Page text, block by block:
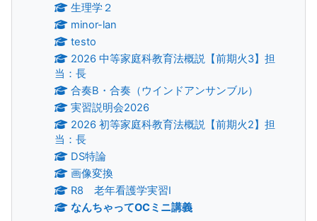
生理学２
minor-lan
testo
2026 中等家庭科教育法概説【前期火3】担
当：長
合奏B・合奏（ウインドアンサンブル）
実習説明会2026
2026 初等家庭科教育法概説【前期火2】担
当：長
DS特論
画像変換
R8 老年看護学実習Ⅰ
なんちゃってOCミニ講義